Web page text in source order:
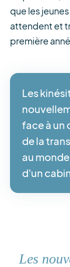
que les
attendent et
première
Les
face à un
de la
au
d'un
Les